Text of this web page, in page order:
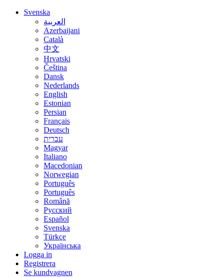
Svenska
العربية
Azerbaijani
Català
中文
Hrvatski
Čeština
Dansk
Nederlands
English
Estonian
Persian
Français
Deutsch
עברית
Magyar
Italiano
Macedonian
Norwegian
Português
Português
Română
Русский
Español
Svenska
Türkçe
Українська
Logga in
Registrera
Se kundvagnen